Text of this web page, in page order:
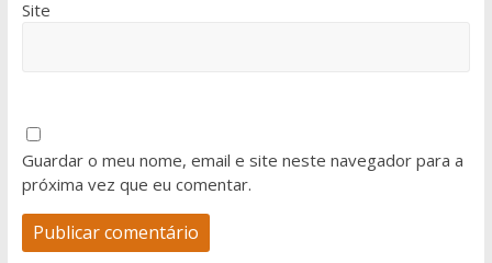
Site
Guardar o meu nome, email e site neste navegador para a
próxima vez que eu comentar.